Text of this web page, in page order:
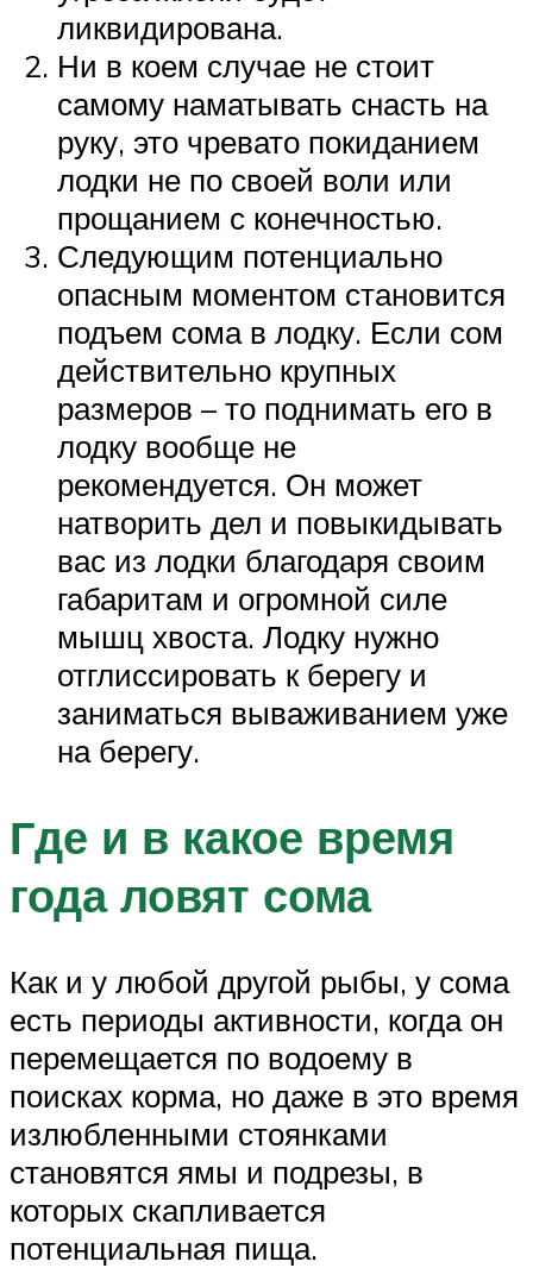
ликвидирована.
Ни в коем случае не стоит
самому наматывать снасть на
руку, это чревато покиданием
лодки не по своей воли или
прощанием с конечностью.
Следующим потенциально
опасным моментом становится
подъем сома в лодку. Если сом
действительно крупных
размеров – то поднимать его в
лодку вообще не
рекомендуется. Он может
натворить дел и повыкидывать
вас из лодки благодаря своим
габаритам и огромной силе
мышц хвоста. Лодку нужно
отглиссировать к берегу и
заниматься вываживанием уже
на берегу.
Где и в какое время
года ловят сома
Как и у любой другой рыбы, у сома
есть периоды активности, когда он
перемещается по водоему в
поисках корма, но даже в это время
излюбленными стоянками
становятся ямы и подрезы, в
которых скапливается
потенциальная пища.